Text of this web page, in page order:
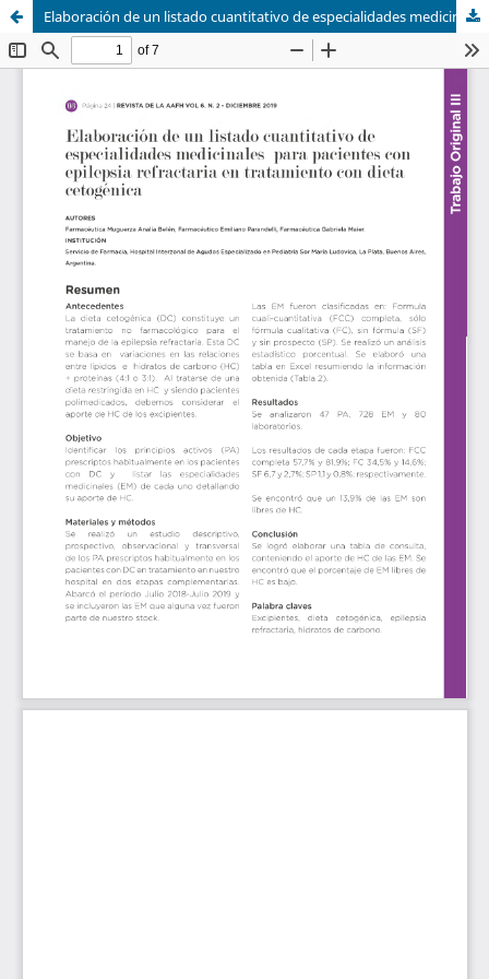
Elaboración de un listado cuantitativo de especialidades medicinales para pacientes con epilepsia refractaria en tratamiento con dieta cetogénica